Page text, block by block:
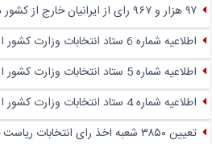
۹۷ هزار و ۹۶۷ رای از ایرانیان خارج از کشور در مرحله اول انتخابات اخذ شد
اطلاعیه شماره 6 ستاد انتخابات وزارت کشور اعلام شد
اطلاعیه شماره 5 ستاد انتخابات وزارت کشور اعلام شد
اطلاعیه شماره 4 ستاد انتخابات وزارت کشور اعلام شد
تعیین ۳۸۵۰ شعبه اخذ رای انتخابات ریاست جمهوری در پایتخت